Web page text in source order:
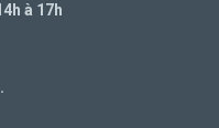
à 17h